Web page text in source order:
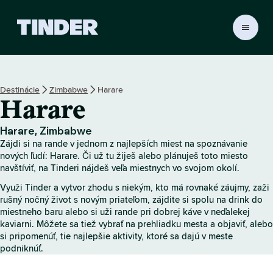
s
b
r
a
o
v
k
a
T
Destinácie Zimbabwe Harare
Harare
Harare, Zimbabwe
Zájdi si na rande v jednom z najlepších miest na spoznávanie
nových ľudí: Harare. Či už tu žiješ alebo plánuješ toto miesto
navštíviť, na Tinderi nájdeš veľa miestnych vo svojom okolí.
Využi Tinder a vytvor zhodu s niekým, kto má rovnaké záujmy, zaži
rušný nočný život s novým priateľom, zájdite si spolu na drink do
miestneho baru alebo si uži rande pri dobrej káve v neďalekej
kaviarni. Môžete sa tiež vybrať na prehliadku mesta a objaviť, alebo
si pripomenúť, tie najlepšie aktivity, ktoré sa dajú v meste
podniknúť.